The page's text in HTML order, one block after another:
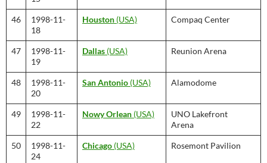
46
1998-11-
18
Houston (USA) Compaq Center
47
1998-11-
19
Dallas (USA) Reunion Arena
48
1998-11-
20
San Antonio (USA) Alamodome
49
1998-11-
22
Nowy Orlean (USA)
UNO Lakefront
Arena
50
1998-11-
24
Chicago (USA) Rosemont Pavilion